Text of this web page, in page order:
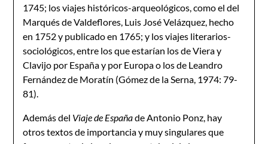
1745; los viajes históricos-arqueológicos, como el del
Marqués de Valdeflores, Luis José Velázquez, hecho
en 1752 y publicado en 1765; y los viajes literarios-
sociológicos, entre los que estarían los de Viera y
Clavijo por España y por Europa o los de Leandro
Fernández de Moratín (Gómez de la Serna, 1974: 79-
81).
Además del Viaje de Españade Antonio Ponz, hay
otros textos de importancia y muy singulares que